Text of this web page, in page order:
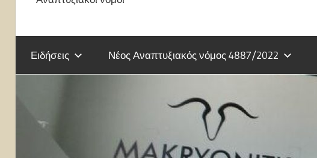
Ειδήσεις Νέος Αναπτυξιακός νόμος 4887/2022